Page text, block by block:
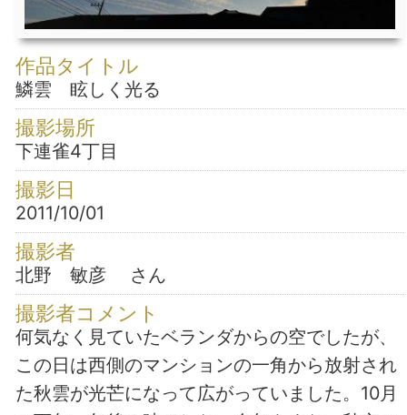
作品タイトル
鱗雲 眩しく光る
撮影場所
下連雀4丁目
撮影日
2011/10/01
撮影者
北野 敏彦 さん
撮影者コメント
何気なく見ていたベランダからの空でしたが、
この日は西側のマンションの一角から放射され
た秋雲が光芒になって広がっていました。10月